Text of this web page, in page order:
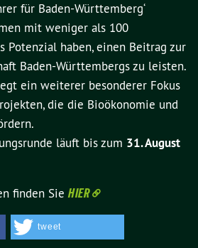
für Baden-Württemberg‘
mit weniger als 100
Potenzial haben, einen Beitrag zur
Baden-Württembergs zu leisten.
ein weiterer besonderer Fokus
die die Bioökonomie und
läuft bis zum 31. August
finden SieHIER
tweet